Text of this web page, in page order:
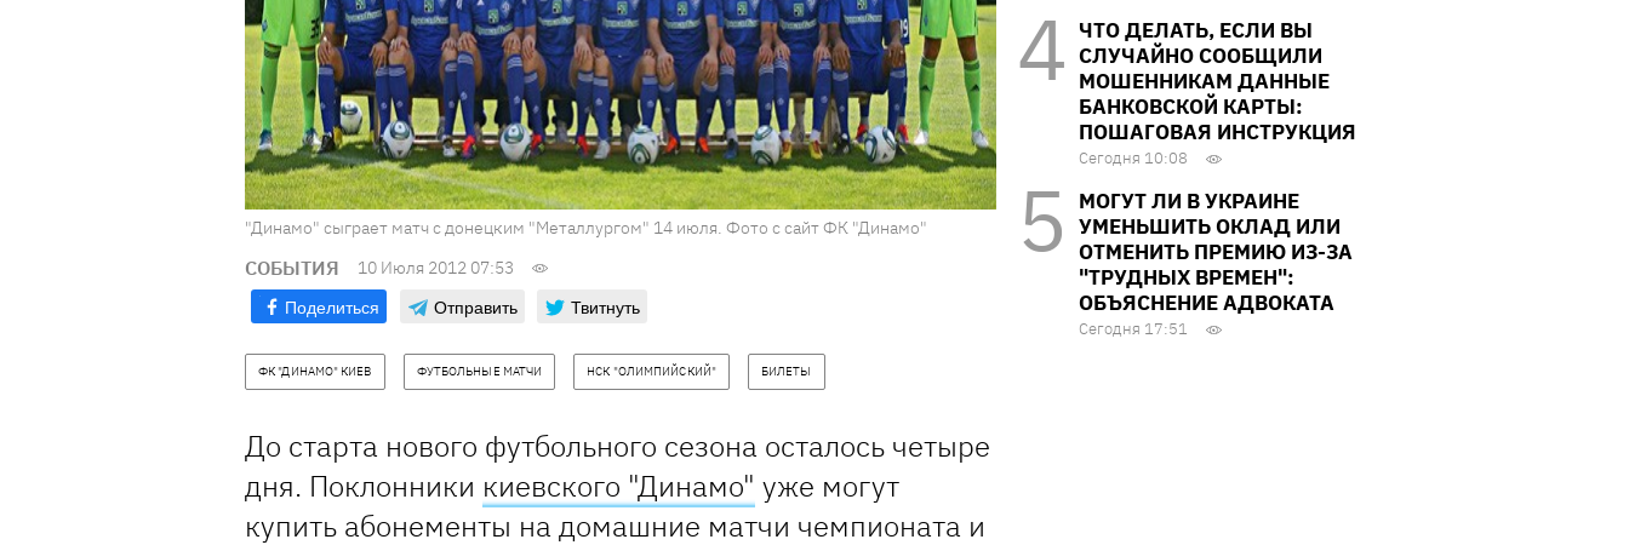
"Динамо" сыграет матч с донецким "Металлургом" 14 июля. Фото с сайт ФК "Динамо"
СОБЫТИЯ 10 Июля 2012 07:53
Поделиться Отправить Твитнуть
ФК "ДИНАМО" КИЕВ ФУТБОЛЬНЫЕ МАТЧИ НСК "ОЛИМПИЙСКИЙ" БИЛЕТЫ
До старта нового футбольного сезона осталось четыре
дня. Поклонники киевского "Динамо" уже могут
купить абонементы на домашние матчи чемпионата и
ЧТО ДЕЛАТЬ, ЕСЛИ ВЫ
СЛУЧАЙНО СООБЩИЛИ
МОШЕННИКАМ ДАННЫЕ
БАНКОВСКОЙ КАРТЫ:
ПОШАГОВАЯ ИНСТРУКЦИЯ
Сегодня 10:08
МОГУТ ЛИ В УКРАИНЕ
УМЕНЬШИТЬ ОКЛАД ИЛИ
ОТМЕНИТЬ ПРЕМИЮ ИЗ-ЗА
"ТРУДНЫХ ВРЕМЕН":
ОБЪЯСНЕНИЕ АДВОКАТА
Сегодня 17:51